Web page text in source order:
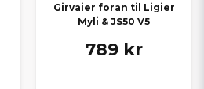
Girvaier foran til Ligier
Myli & JS50 V5
789 kr